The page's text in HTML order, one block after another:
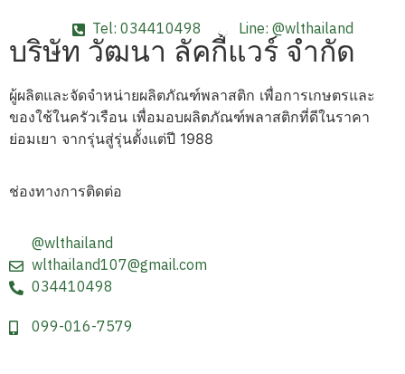
Tel: 034410498 Line: @wlthailand
บริษัท วัฒนา ลัคกี้แวร์ จำกัด
ผู้ผลิตและจัดจำหน่ายผลิตภัณฑ์พลาสติก เพื่อการเกษตรและ
ของใช้ในครัวเรือน เพื่อมอบผลิตภัณฑ์พลาสติกที่ดีในราคา
ย่อมเยา จากรุ่นสู่รุ่นตั้งแต่ปี 1988
ช่องทางการติดต่อ
@wlthailand
wlthailand107@gmail.com
034410498
099-016-7579